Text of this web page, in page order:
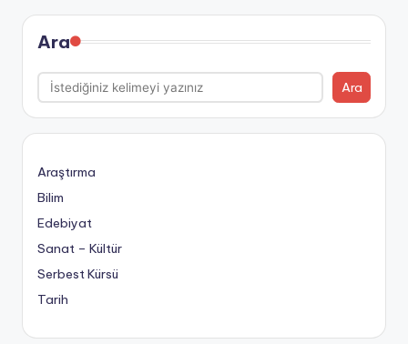
Ara
Ara
Araştırma
Bilim
Edebiyat
Sanat – Kültür
Serbest Kürsü
Tarih